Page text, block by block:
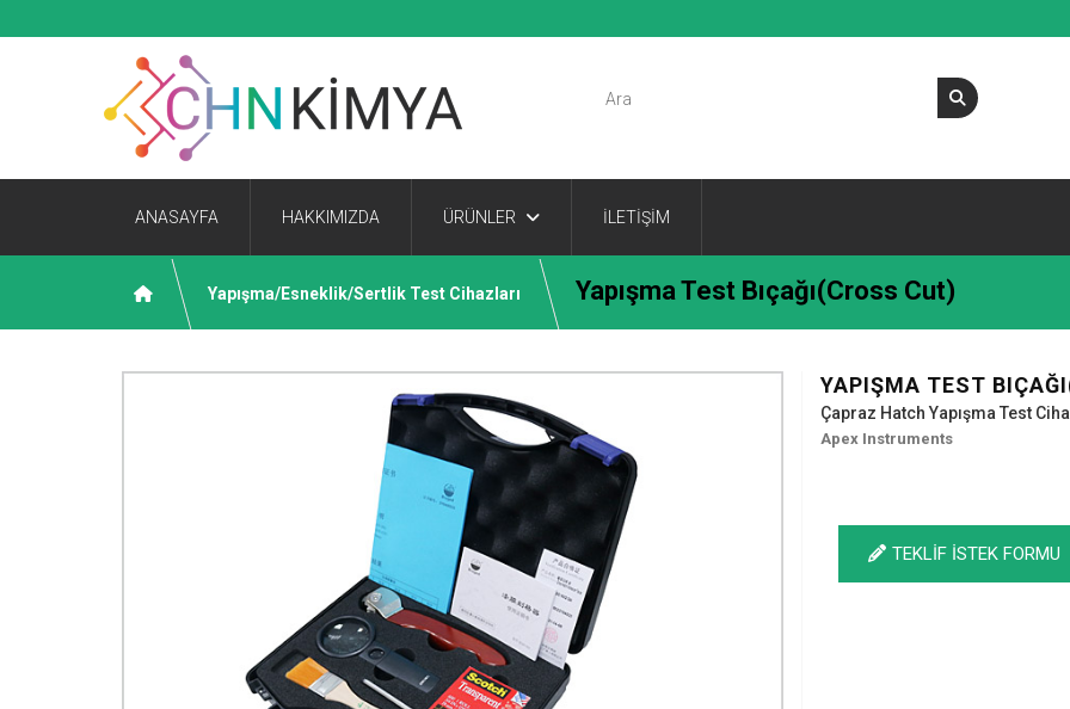
ANASAYFA HAKKIMIZDA ÜRÜNLER İLETİŞİM
Yapışma/Esneklik/Sertlik Test Cihazları Yapışma Test Bıçağı(Cross Cut)
YAPIŞMA TEST
Çapraz Hatch Yapışma Test Ciha
Apex Instruments
TEKLİF İSTEK FORMU